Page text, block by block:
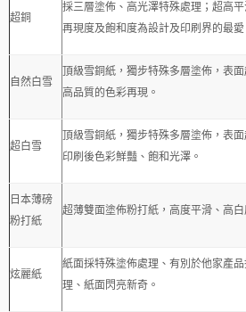
超銅
採三層塗佈、高光澤特殊處理；超高
再現度及飽和度為設計及印刷界的最愛
自然白雪
頂級雪銅紙，獨步特殊多層塗佈，表
高品質的色彩再現。
超白雪
頂級雪銅紙，獨步特殊多層塗佈，表
印刷後色彩鮮豔、飽和光澤。
日本薄磅
粉打紙
超薄雙面塗佈粉打紙，高度平滑、高
炫麗紙
紙面採特殊塗佈處理、有別於他家產
理、紙面閃亮新奇。